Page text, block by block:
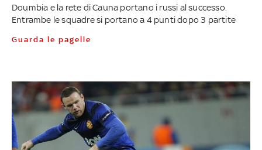
Doumbia e la rete di Cauna portano i russi al successo.
Entrambe le squadre si portano a 4 punti dopo 3 partite
Guarda le pagelle